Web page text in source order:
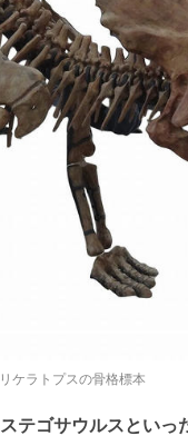
ケラトプスの骨格標本
テゴサウルスといっ